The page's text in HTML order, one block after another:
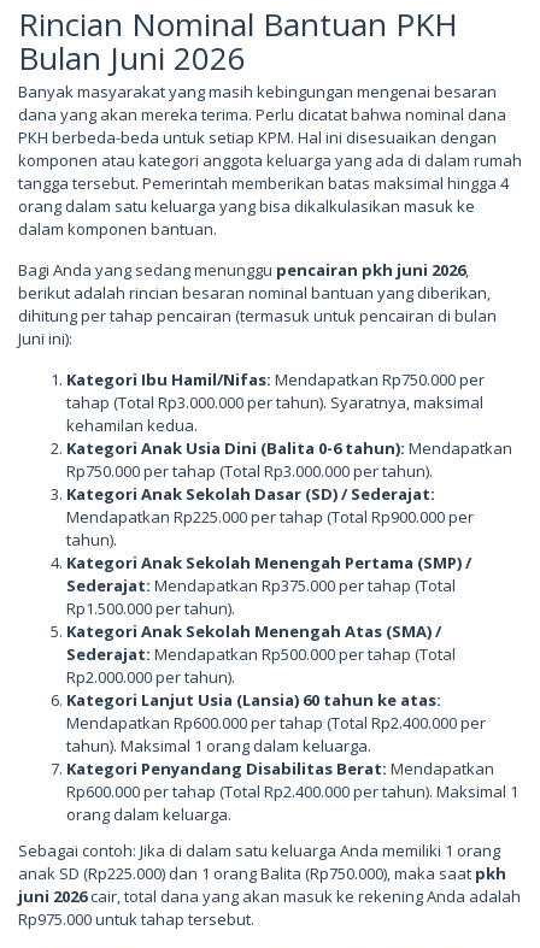
Rincian Nominal Bantuan PKH
Bulan Juni 2026
Banyak masyarakat yang masih kebingungan mengenai besaran
dana yang akan mereka terima. Perlu dicatat bahwa nominal dana
PKH berbeda-beda untuk setiap KPM. Hal ini disesuaikan dengan
komponen atau kategori anggota keluarga yang ada di dalam rumah
tangga tersebut. Pemerintah memberikan batas maksimal hingga 4
orang dalam satu keluarga yang bisa dikalkulasikan masuk ke
dalam komponen bantuan.
Bagi Anda yang sedang menunggu pencairan pkh juni 2026,
berikut adalah rincian besaran nominal bantuan yang diberikan,
dihitung per tahap pencairan (termasuk untuk pencairan di bulan
Juni ini):
Kategori Ibu Hamil/Nifas: Mendapatkan Rp750.000 per
tahap (Total Rp3.000.000 per tahun). Syaratnya, maksimal
kehamilan kedua.
Kategori Anak Usia Dini (Balita 0-6 tahun): Mendapatkan
Rp750.000 per tahap (Total Rp3.000.000 per tahun).
Kategori Anak Sekolah Dasar (SD) / Sederajat:
Mendapatkan Rp225.000 per tahap (Total Rp900.000 per
tahun).
Kategori Anak Sekolah Menengah Pertama (SMP) /
Sederajat: Mendapatkan Rp375.000 per tahap (Total
Rp1.500.000 per tahun).
Kategori Anak Sekolah Menengah Atas (SMA) /
Sederajat: Mendapatkan Rp500.000 per tahap (Total
Rp2.000.000 per tahun).
Kategori Lanjut Usia (Lansia) 60 tahun ke atas:
Mendapatkan Rp600.000 per tahap (Total Rp2.400.000 per
tahun). Maksimal 1 orang dalam keluarga.
Kategori Penyandang Disabilitas Berat: Mendapatkan
Rp600.000 per tahap (Total Rp2.400.000 per tahun). Maksimal 1
orang dalam keluarga.
Sebagai contoh: Jika di dalam satu keluarga Anda memiliki 1 orang
anak SD (Rp225.000) dan 1 orang Balita (Rp750.000), maka saat pkh
juni 2026cair, total dana yang akan masuk ke rekening Anda adalah
Rp975.000 untuk tahap tersebut.